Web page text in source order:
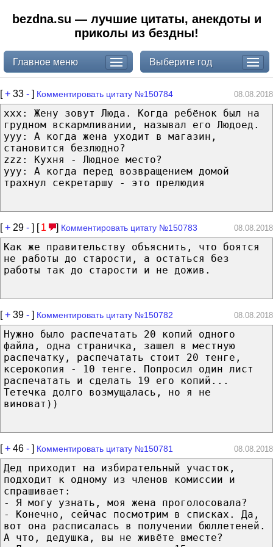
bezdna.su — лучшие цитаты, анекдоты и
приколы из бездны!
Главное меню Выберите год
[+ 33 - ] Комментировать цитату №150784 08.08.2018
xxx: Жену зовут Люда. Когда ребёнок был на
грудном вскармливании, называл его Людоед.
yyy: А когда жена уходит в магазин,
становится безлюдно?
zzz: Кухня - Людное место?
yyy: А когда перед возвращением домой
трахнул секретаршу - это прелюдия
[+ 29 - ] [ 1 ] Комментировать цитату №150783 08.08.2018
Как же правительству объяснить, что боятся
не работы до старости, а остаться без
работы так до старости и не дожив.
[+ 39 - ] Комментировать цитату №150782 08.08.2018
Нужно было распечатать 20 копий одного
файла, одна страничка, зашел в местную
распечатку, распечатать стоит 20 тенге,
ксерокопия - 10 тенге. Попросил один лист
распечатать и сделать 19 его копий...
Тетечка долго возмущалась, но я не
виноват))
[+ 46 - ] Комментировать цитату №150781 08.08.2018
Дед приходит на избирательный участок,
подходит к одному из членов комиссии и
спрашивает:
- Я могу узнать, моя жена проголосовала?
- Конечно, сейчас посмотрим в списках. Да,
вот она расписалась в получении бюллетеней.
А что, дедушка, вы не живёте вместе?